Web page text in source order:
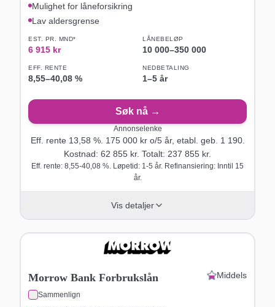
Mulighet for låneforsikring
Lav aldersgrense
EST. PR. MND*
6 915 kr
LÅNEBELØP
10 000–350 000
EFF. RENTE
8,55–40,08 %
NEDBETALING
1–5 år
Søk nå →
Annonselenke
Eff. rente 13,58 %. 175 000kr o/5år, etabl. geb. 1 190.
Kostnad: 62 855 kr. Totalt: 237 855 kr.
Eff. rente: 8,55-40,08 %. Løpetid: 1-5 år. Refinansiering: Inntil 15
år.
Vis detaljer
Morrow Bank Forbrukslån
Sammenlign
Middels